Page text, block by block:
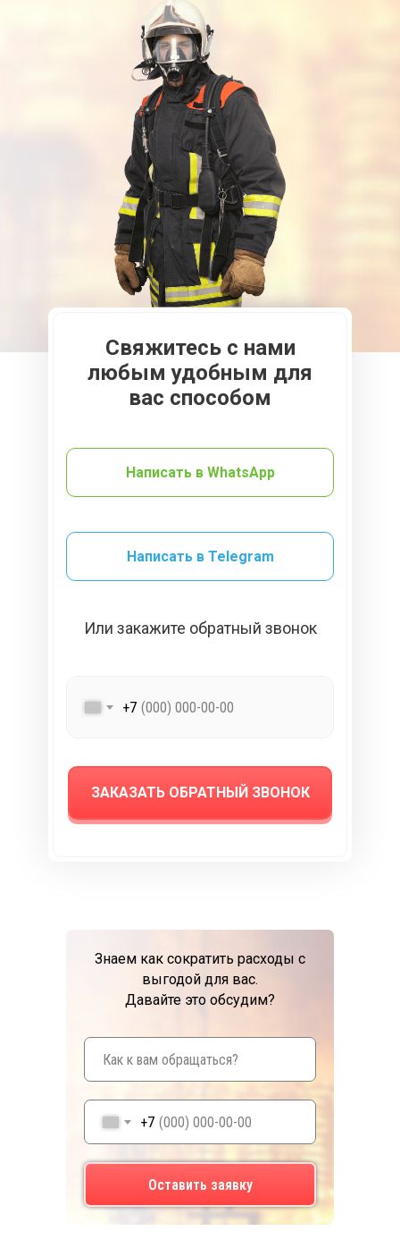
Свяжитесь с нами
любым удобным для
вас способом
Написать в Telegram
Или закажите обратный звонок
Написать в WhatsApp
ЗАКАЗАТЬ ОБРАТНЫЙ ЗВОНОК
+7
+7
Оставить заявку
Знаем как сократить расходы с
выгодой для вас.
Давайте это обсудим?